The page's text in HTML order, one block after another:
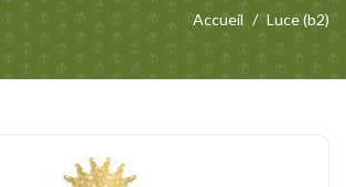
Accueil Luce (b2)